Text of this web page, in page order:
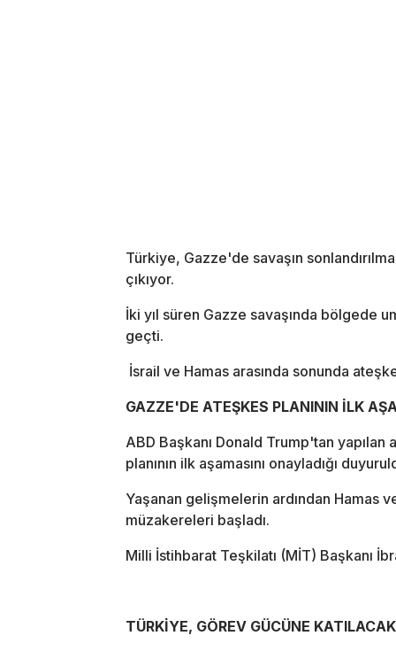
Türkiye, Gazze'de savaşın
çıkıyor.
İki yıl süren Gazze savaşında bölgede
geçti.
İsrail ve Hamas arasında sonunda
GAZZE'DE ATEŞKES PLANININ İLK
ABD Başkanı Donald Trump'tan
planının ilk aşamasını onayladığı
Yaşanan gelişmelerin ardından Hamas
müzakereleri başladı.
Milli İstihbarat Teşkilatı (MİT) Başkanı
TÜRKİYE, GÖREV GÜCÜNE KATILACAK